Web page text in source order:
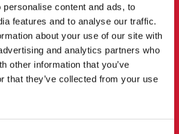
content and ads, to
features and to analyse our traffic.
about your use of our site with
and analytics partners who
other information that you’ve
that they’ve collected from your use
AU BULLETIN
recevoir les dernières
nouveaux produits, les
encore.